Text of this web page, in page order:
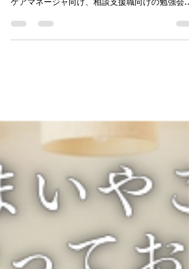
方々との連携を大切しております。 そこで今回
ケアマネージャ向け、相談支援職向けの勉強会を